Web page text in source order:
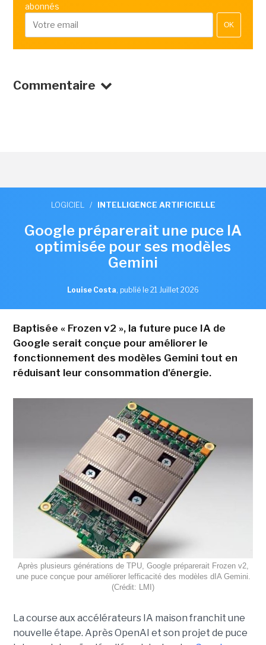
abonnés
OK
Commentaire
LOGICIEL / INTELLIGENCE ARTIFICIELLE
Google préparerait une puce IA
optimisée pour ses modèles
Gemini
Louise Costa, publié le 21 Juillet 2026
Baptisée « Frozen v2 », la future puce IA de
Google serait conçue pour améliorer le
fonctionnement des modèles Gemini tout en
réduisant leur consommation d'énergie.
Après plusieurs générations de TPU, Google préparerait Frozen v2,
une puce conçue pour améliorer lefficacité des modèles dIA Gemini.
(Crédit: LMI)
La course aux accélérateurs IA maison franchit une
nouvelle étape. Après OpenAI et son projet de puce